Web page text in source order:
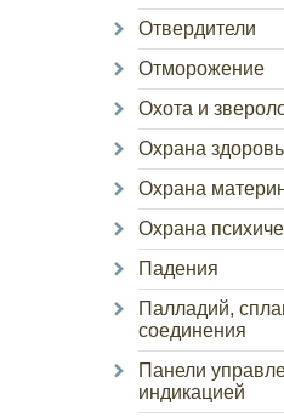
Отвердители
Отморожение
Охота и
Охрана
Охрана
Охрана
Падения
Палладий,
соединения
Панели
индикацией